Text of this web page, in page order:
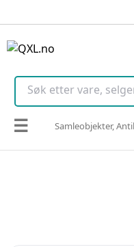
☰ Samleobjekter,